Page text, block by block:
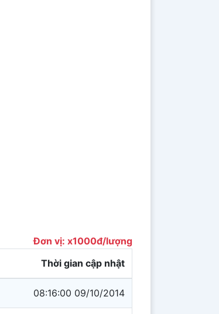
Đơn vị: x1000đ/lượng
Thời gian cập nhật
08:16:00 09/10/2014